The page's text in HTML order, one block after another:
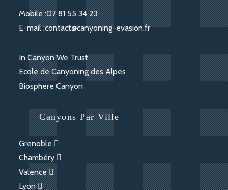
Mobile :07 81 55 34 23
E-mail :contact@canyoning-evasion.frS’ouvre
dans
votre
application
In Canyon We TrustS’ouvre
dans
un
nouvel
onglet
Ecole de Canyoning des AlpesS’ouvre
dans
un
nouvel
onglet
Biosphere CanyonS’ouvre
dans
un
nouvel
onglet
Canyons Par Ville
Grenoble
Chambéry
Valence
Lyon